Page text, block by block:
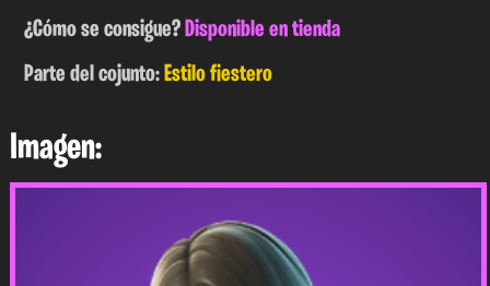
¿Cómo se consigue?Disponible en tienda
Parte del cojunto:Estilo fiestero
Imagen: